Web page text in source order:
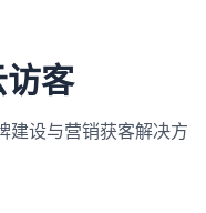
客
建设与营销获客解决方